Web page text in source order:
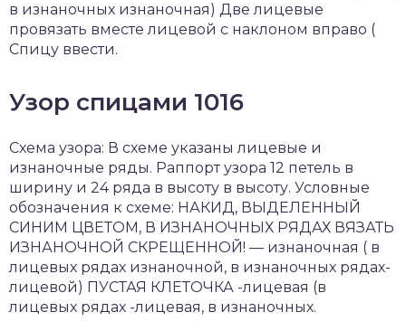
в изнаночных изнаночная) Две лицевые
провязать вместе лицевой с наклоном вправо (
Спицу ввести.
Узор спицами 1016
Схема узора: В схеме указаны лицевые и
изнаночные ряды. Раппорт узора 12 петель в
ширину и 24 ряда в высоту в высоту. Условные
обозначения к схеме: НАКИД, ВЫДЕЛЕННЫЙ
СИНИМ ЦВЕТОМ, В ИЗНАНОЧНЫХ РЯДАХ ВЯЗАТЬ
ИЗНАНОЧНОЙ СКРЕЩЕННОЙ! — изнаночная ( в
лицевых рядах изнаночной, в изнаночных рядах-
лицевой) ПУСТАЯ КЛЕТОЧКА -лицевая (в
лицевых рядах -лицевая, в изнаночных.